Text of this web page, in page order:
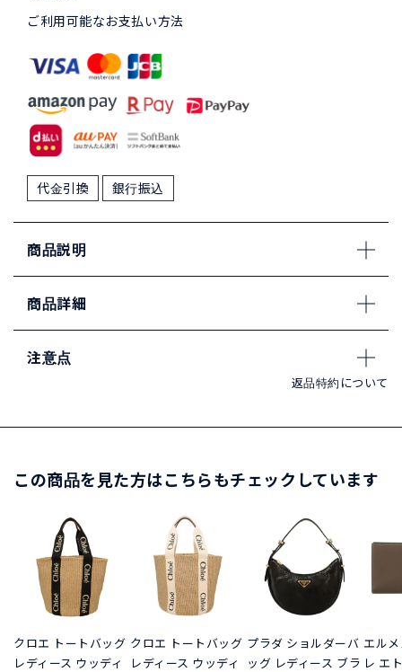
ご利用可能なお支払い方法
代金引換 銀行振込
商品説明
商品詳細
注意点
返品特約について
この商品を見た方はこちらもチェックしています
クロエ トートバッグ
レディース ウッディ
クロエ トートバッグ
レディース ウッディ
プラダ ショルダーバ
ッグ レディース ブラ
エル
レ エ